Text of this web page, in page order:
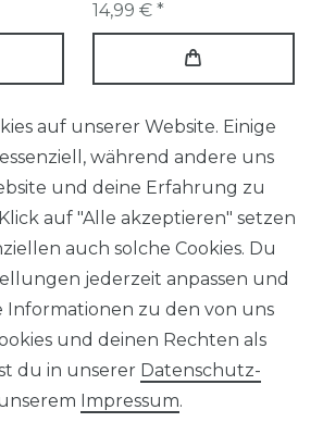
14,99 € *
Geschirrtuch aus
Baumwolle Schaf
Ahoit 50x70cm von
auf unserer Website. Einige
während andere uns
und deine Erfahrung zu
auf "Alle akzeptieren" setzen
auch solche Cookies. Du
jederzeit anpassen und
Informationen zu den von uns
und deinen Rechten als
du in unserer Daten­schutz­
Impressum.